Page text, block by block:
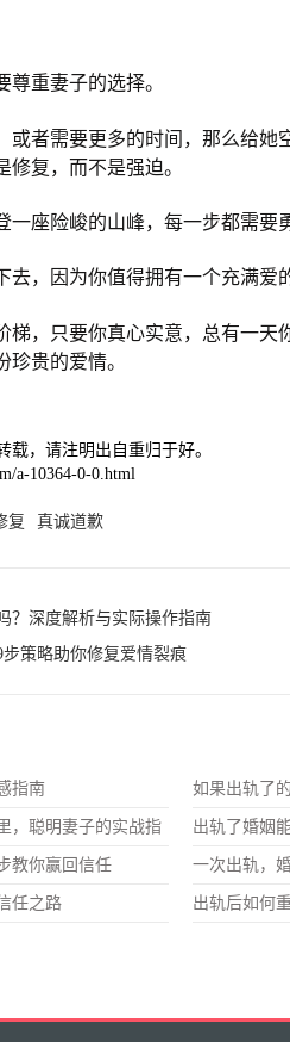
重妻子的选择。
或者需要更多的时间，那么给她
复，而不是强迫。
座险峻的山峰，每一步都需要
，因为你值得拥有一个充满爱
梯，只要你真心实意，总有一天
贵的爱情。
，请注明出自重归于好。
a-10364-0-0.html
复 真诚道歉
？深度解析与实际操作指南
策略助你修复爱情裂痕
指南 如果出轨了
，聪明妻子的实战指 出轨了婚姻
教你赢回信任 一次出轨，
任之路 出轨后如何